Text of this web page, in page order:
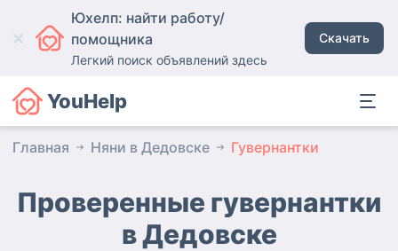
Юхелп: найти работу/
помощника
Легкий поиск объявлений здесь
Скачать
YouHelp
Главная Няни в Дедовске Гувернантки
Проверенные гувернантки
в Дедовске